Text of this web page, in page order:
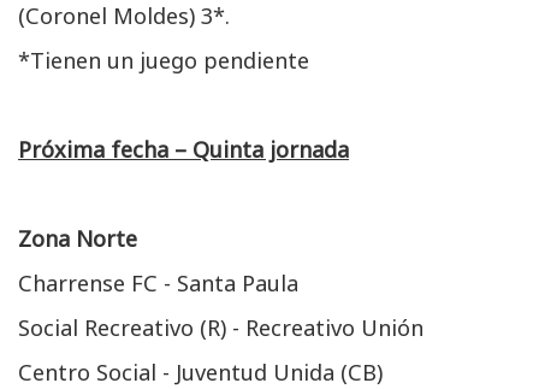
(Coronel Moldes) 3*.
*Tienen un juego pendiente
Próxima fecha – Quinta jornada
Zona Norte
Charrense FC - Santa Paula
Social Recreativo (R) - Recreativo Unión
Centro Social - Juventud Unida (CB)